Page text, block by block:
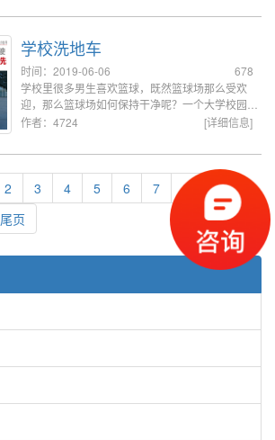
越厂家的共同标准：
学校洗地车
678
时间：2019-06-06
学校里很多男生喜欢篮球，既然篮球场那么受欢
迎，那么篮球场如何保持干净呢？一个大学校园里
有十几二十个篮球场，当然是要全自动洗地机来清
[详细信息]
作者：4724
2 3 4 5 6 7 8
9
尾页